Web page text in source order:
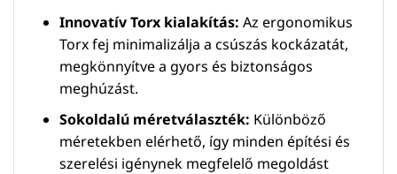
Innovatív Torx kialakítás: Az ergonomikus
Torx fej minimalizálja a csúszás kockázatát,
megkönnyítve a gyors és biztonságos
meghúzást.
Sokoldalú méretválaszték: Különböző
méretekben elérhető, így minden építési és
szerelési igénynek megfelelő megoldást